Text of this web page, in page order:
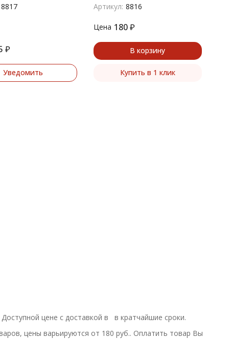
8817
₽
Уведомить
Артикул: 8816
Цена 180 ₽
В корзину
Купить в 1 клик
цене с доставкой в в кратчайшие сроки.
цены варьируются от 180 руб.. Оплатить товар Вы